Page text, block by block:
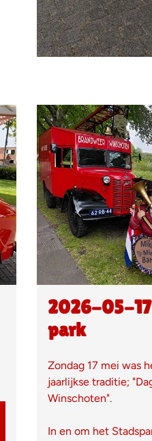
2026-05-17
park
Zondag 17 mei was
jaarlijkse traditie;
Winschoten".
In en om het